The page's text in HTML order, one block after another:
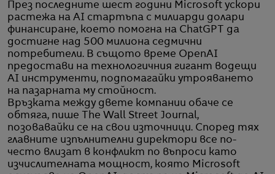
През последните шест години Microsoft ускори
растежа на AI стартъпа с милиарди долари
финансиране, което помогна на ChatGPT да
достигне над 500 милиона седмични
потребители. В същото време OpenAI
предостави на технологичния гигант водещи
AI инструменти, подпомагайки утрояването
на пазарната му стойност.
Връзката между двете компании обаче се
обтяга, пише The Wall Street Journal,
позовавайки се на свои източници. Според тях
главните изпълнителни директори все по-
често влизат в конфликт по въпроси като
изчислителната мощност, която Microsoft